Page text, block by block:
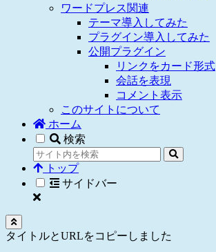
ワードプレス関連
テーマ導入してみた
プラグイン導入してみた
公開プラグイン
リンクをカード形式
会話を表現
コメント表示
このサイトについて
ホーム
検索
トップ
サイドバー
タイトルとURLをコピーしました